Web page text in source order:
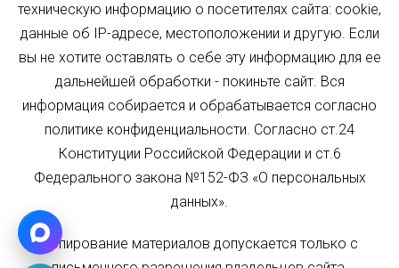
техническую информацию о посетителях сайта: cookie,
данные об IP-адресе, местоположении и другую. Если
вы не хотите оставлять о себе эту информацию для ее
дальнейшей обработки - покиньте сайт. Вся
информация собирается и обрабатывается согласно
политике конфиденциальности. Согласно ст.24
Конституции Российской Федерации и ст.6
Федерального закона №152-ФЗ «О персональных
данных».
Копирование материалов допускается только с